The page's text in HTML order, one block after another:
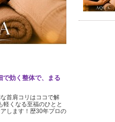
で効く整体で、まる
首肩コリはココで解
軽くなる至福のひとと
します！歴30年プロの